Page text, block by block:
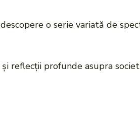
o serie variată de
reflecții profunde asupra